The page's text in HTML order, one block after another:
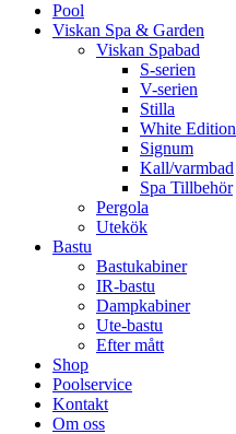
Pool
Viskan Spa & Garden
Viskan Spabad
S-serien
V-serien
Stilla
White Edition
Signum
Kall/varmbad
Spa Tillbehör
Pergola
Utekök
Bastu
Bastukabiner
IR-bastu
Dampkabiner
Ute-bastu
Efter mått
Shop
Poolservice
Kontakt
Om oss